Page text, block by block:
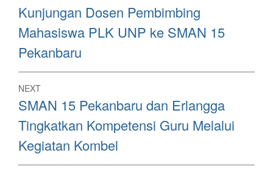
navigation
Previous
post:
Kunjungan Dosen Pembimbing
Mahasiswa PLK UNP ke SMAN 15
Pekanbaru
NEXT
Next
post:
SMAN 15 Pekanbaru dan Erlangga
Tingkatkan Kompetensi Guru Melalui
Kegiatan Kombel